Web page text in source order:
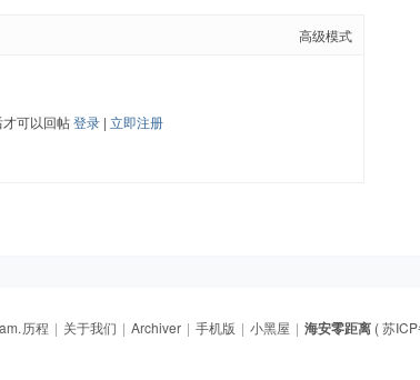
高级模式
才可以回帖登录 |立即注册
历程 | 关于我们 | Archiver | 手机版 | 小黑屋 | 海安零距离 (苏